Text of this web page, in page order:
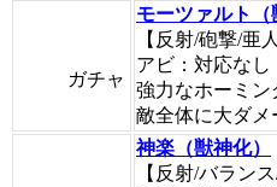
ガチャ
モーツァルト（
【反射/砲撃/亜人
アビ：対応なし
強力なホーミン
敵全体に大ダメ
神楽（獣神化）
【反射/バランス